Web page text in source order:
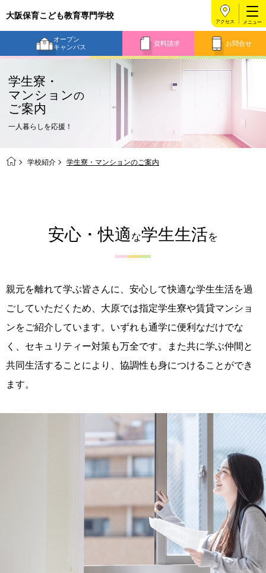
大阪保育こども教育専門学校
オープン
キャンパス
資料請求 お問合せ
アクセス
学生寮・
マンションの
ご案内
一人暮らしを応援！
学校紹介 学生寮・マンションのご案内
安心・快適な学生生活を
親元を離れて学ぶ皆さんに、安心して快適な学生生活を過
ごしていただくため、大原では指定学生寮や賃貸マンショ
ンをご紹介しています。いずれも通学に便利なだけでな
く、セキュリティー対策も万全です。また共に学ぶ仲間と
共同生活することにより、協調性も身につけることができ
ます。